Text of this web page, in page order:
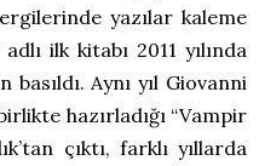
yazılar kaleme
ilk kitabı 2011 yılında
Aynı yıl Giovanni
hazırladığı “Vampir
çıktı, farklı yıllarda